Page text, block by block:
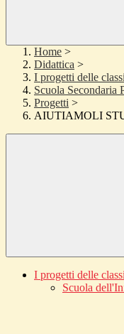
Home >
Didattica >
I progetti delle classi
Scuola Secondaria
Progetti >
AIUTIAMOLI
I progetti delle classi
Scuola